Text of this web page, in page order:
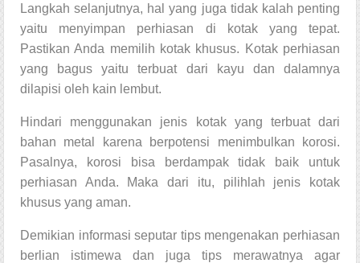
Langkah selanjutnya, hal yang juga tidak kalah penting
yaitu menyimpan perhiasan di kotak yang tepat.
Pastikan Anda memilih kotak khusus. Kotak perhiasan
yang bagus yaitu terbuat dari kayu dan dalamnya
dilapisi oleh kain lembut.
Hindari menggunakan jenis kotak yang terbuat dari
bahan metal karena berpotensi menimbulkan korosi.
Pasalnya, korosi bisa berdampak tidak baik untuk
perhiasan Anda. Maka dari itu, pilihlah jenis kotak
khusus yang aman.
Demikian informasi seputar tips mengenakan perhiasan
berlian istimewa
dan juga tips merawatnya agar